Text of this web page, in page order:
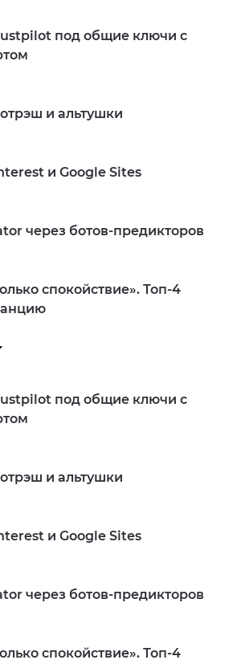
под общие ключи с
и альтушки
и Google Sites
через ботов-предикторов
спокойствие». Топ-4
под общие ключи с
и альтушки
и Google Sites
через ботов-предикторов
спокойствие». Топ-4